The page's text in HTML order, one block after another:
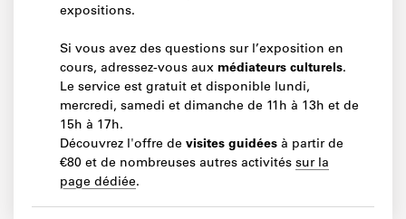
expositions.
Si vous avez des questions sur l’exposition en
cours, adressez‐vous aux médiateurs culturels.
Le service est gratuit et disponible lundi,
mercredi, samedi et dimanche de 11h à 13h et de
15h à 17h.
Découvrez l'offre de visites guidées à partir de
€80 et de nombreuses autres activités sur la
page dédiée.